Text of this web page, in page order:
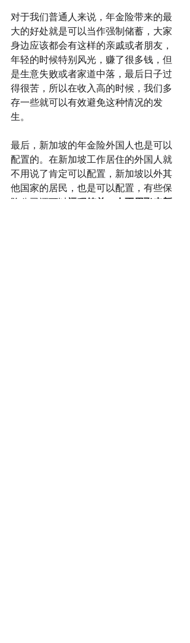
对于我们普通人来说，年金险带来的最
大的好处就是可以当作强制储蓄，大家
身边应该都会有这样的亲戚或者朋友，
年轻的时候特别风光，赚了很多钱，但
是生意失败或者家道中落，最后日子过
得很苦，所以在收入高的时候，我们多
存一些就可以有效避免这种情况的发
生。
最后，新加坡的年金险外国人也是可以
配置的。在新加坡工作居住的外国人就
不用说了肯定可以配置，新加坡以外其
他国家的居民，也是可以配置，有些保
险公司还可以 远程签单，人不用飞来新